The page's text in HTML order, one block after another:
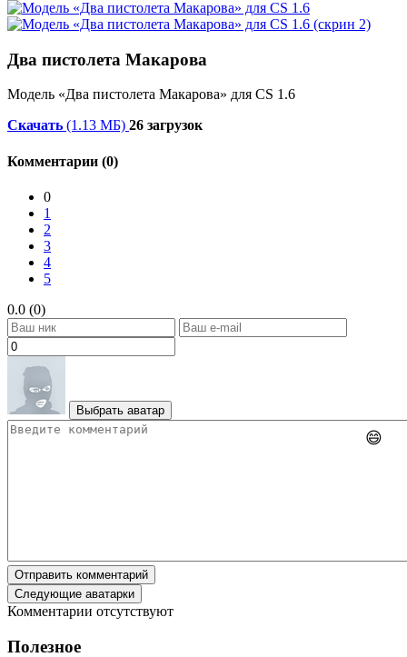
Два пистолета Макарова
Модель «Два пистолета Макарова» для CS 1.6
Скачать (1.13 МБ) 26 загрузок
Комментарии (0)
0
1
2
3
4
5
0.0 (0)
Выбрать аватар
😄
Отправить комментарий
Следующие аватарки
Комментарии отсутствуют
Полезное